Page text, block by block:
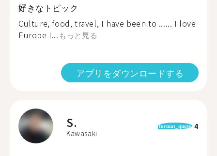
好きなトピック
Culture, food, travel, I have been to ...... I love
Europe I... もっと見る
アプリをダウンロードする
S.
Kawasaki
format_quote 4